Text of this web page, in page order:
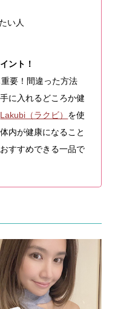
い人
ント！
！間違った方法
に入れるどころか健
Lakubi（ラクビ） を使
内が健康になること
すすめできる一品で